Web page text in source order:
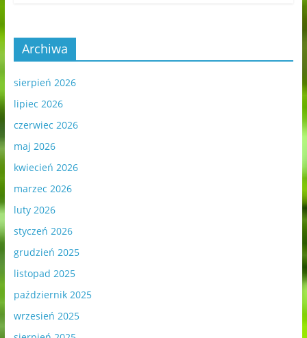
Archiwa
sierpień 2026
lipiec 2026
czerwiec 2026
maj 2026
kwiecień 2026
marzec 2026
luty 2026
styczeń 2026
grudzień 2025
listopad 2025
październik 2025
wrzesień 2025